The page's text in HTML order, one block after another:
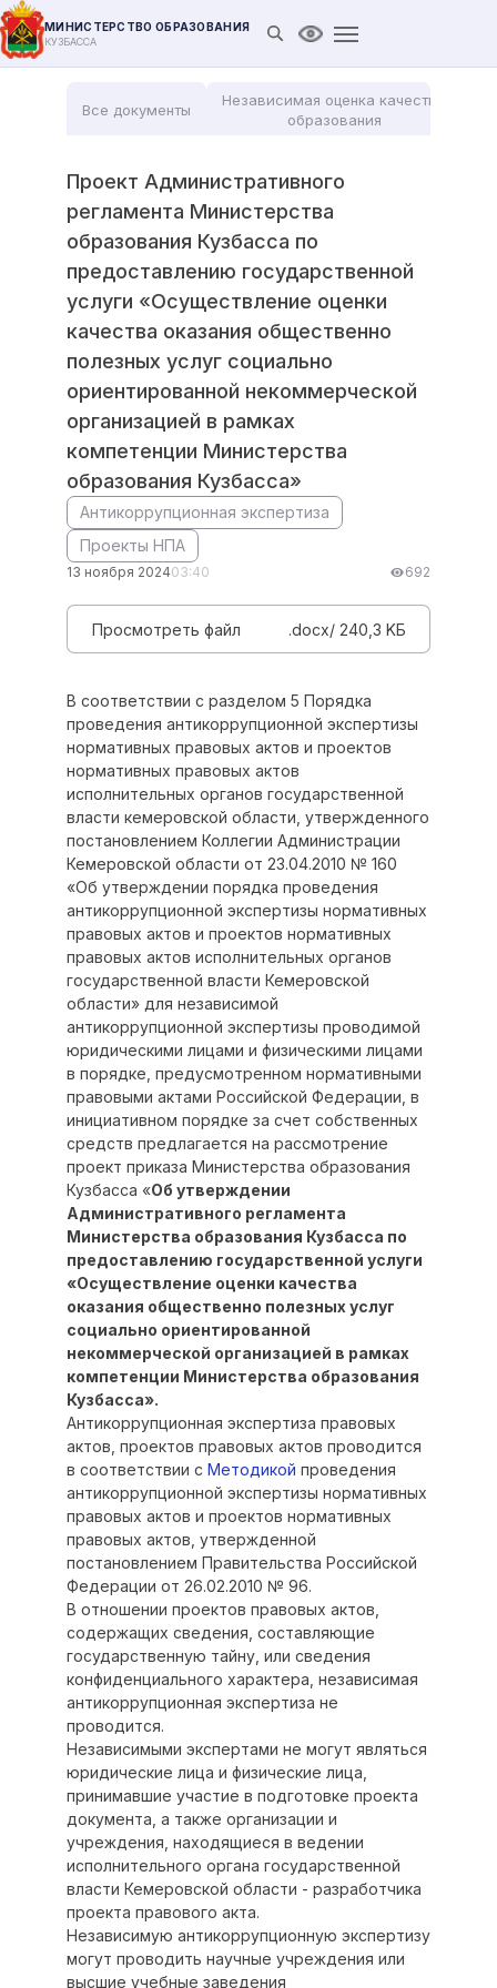
МИНИСТЕРСТВО ОБРАЗОВАНИЯ
КУЗБАССА Открыть поиск
Версия для
Все документы
Независимая оценка качества
образования
Проект Административного
регламента Министерства
образования Кузбасса по
предоставлению государственной
услуги «Осуществление оценки
качества оказания общественно
полезных услуг социально
ориентированной некоммерческой
организацией в рамках
компетенции Министерства
образования Кузбасса»
Антикоррупционная экспертиза
Проекты НПА
13 ноября 202403:40 692
Просмотреть файл .docx/ 240,3 KБ
В соответствии с разделом 5 Порядка
проведения антикоррупционной экспертизы
нормативных правовых актов и проектов
нормативных правовых актов
исполнительных органов государственной
власти кемеровской области, утвержденного
постановлением Коллегии Администрации
Кемеровской области от 23.04.2010 № 160
«Об утверждении порядка проведения
антикоррупционной экспертизы нормативных
правовых актов и проектов нормативных
правовых актов исполнительных органов
государственной власти Кемеровской
области» для независимой
антикоррупционной экспертизы проводимой
юридическими лицами и физическими лицами
в порядке, предусмотренном нормативными
правовыми актами Российской Федерации, в
инициативном порядке за счет собственных
средств предлагается на рассмотрение
проект приказа Министерства образования
Кузбасса «Об утверждении
Административного регламента
Министерства образования Кузбасса по
предоставлению государственной услуги
«Осуществление оценки качества
оказания общественно полезных услуг
социально ориентированной
некоммерческой организацией в рамках
компетенции Министерства образования
Кузбасса».
Антикоррупционная экспертиза правовых
актов, проектов правовых актов проводится
в соответствии с Методикой проведения
антикоррупционной экспертизы нормативных
правовых актов и проектов нормативных
правовых актов, утвержденной
постановлением Правительства Российской
Федерации от 26.02.2010 № 96.
В отношении проектов правовых актов,
содержащих сведения, составляющие
государственную тайну, или сведения
конфиденциального характера, независимая
антикоррупционная экспертиза не
проводится.
Независимыми экспертами не могут являться
юридические лица и физические лица,
принимавшие участие в подготовке проекта
документа, а также организации и
учреждения, находящиеся в ведении
исполнительного органа государственной
власти Кемеровской области - разработчика
проекта правового акта.
Независимую антикоррупционную экспертизу
могут проводить научные учреждения или
высшие учебные заведения